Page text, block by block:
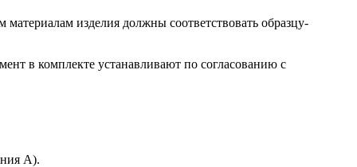
изделия должны соответствовать образцу-
в комплекте устанавливают по согласованию с
А).